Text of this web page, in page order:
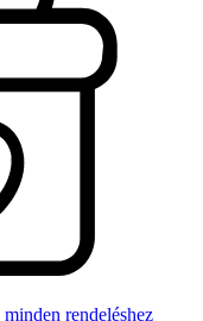
minden rendeléshez